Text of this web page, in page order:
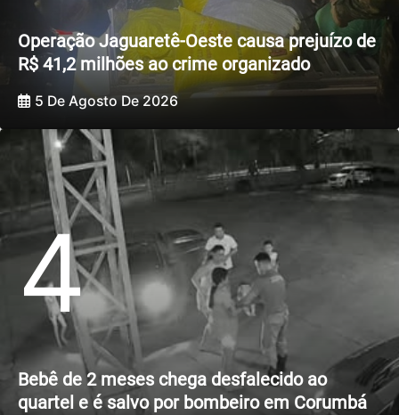
Operação Jaguaretê-Oeste causa prejuízo de
R$ 41,2 milhões ao crime organizado
5 De Agosto De 2026
4
Bebê de 2 meses chega desfalecido ao
quartel e é salvo por bombeiro em Corumbá